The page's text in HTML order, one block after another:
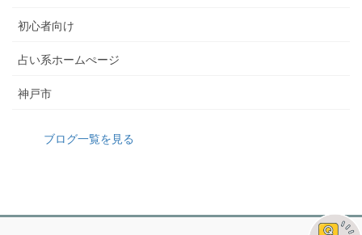
初心者向け
占い系ホームぺージ
神戸市
ブログ一覧を見る